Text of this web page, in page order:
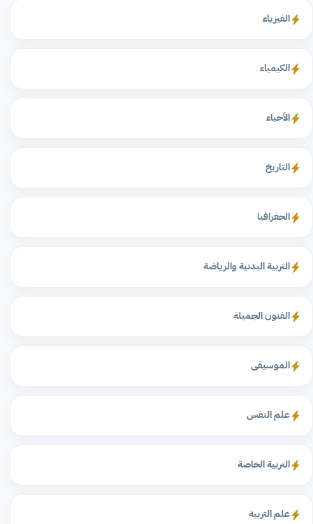
الفيزياء
الكيمياء
الأحياء
التاريخ
الجغرافيا
التربية البدنية والرياضة
الفنون الجميلة
الموسيقى
علم النفس
التربية الخاصة
علم التربية